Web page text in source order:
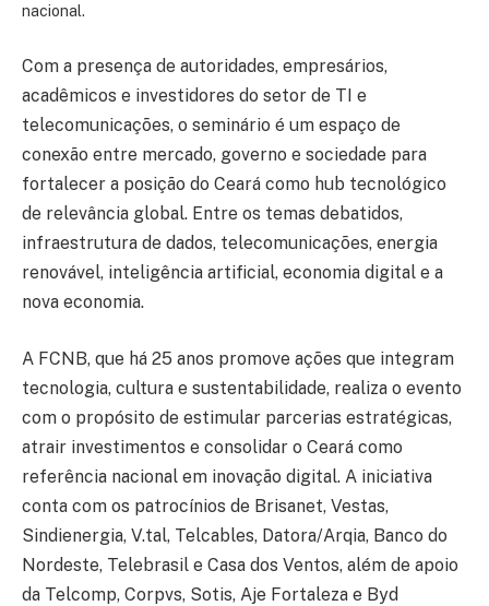
nacional.
Com a presença de autoridades, empresários,
acadêmicos e investidores do setor de TI e
telecomunicações, o seminário é um espaço de
conexão entre mercado, governo e sociedade para
fortalecer a posição do Ceará como hub tecnológico
de relevância global. Entre os temas debatidos,
infraestrutura de dados, telecomunicações, energia
renovável, inteligência artificial, economia digital e a
nova economia.
A FCNB, que há 25 anos promove ações que integram
tecnologia, cultura e sustentabilidade, realiza o evento
com o propósito de estimular parcerias estratégicas,
atrair investimentos e consolidar o Ceará como
referência nacional em inovação digital. A iniciativa
conta com os patrocínios de Brisanet, Vestas,
Sindienergia, V.tal, Telcables, Datora/Arqia, Banco do
Nordeste, Telebrasil e Casa dos Ventos, além de apoio
da Telcomp, Corpvs, Sotis, Aje Fortaleza e Byd